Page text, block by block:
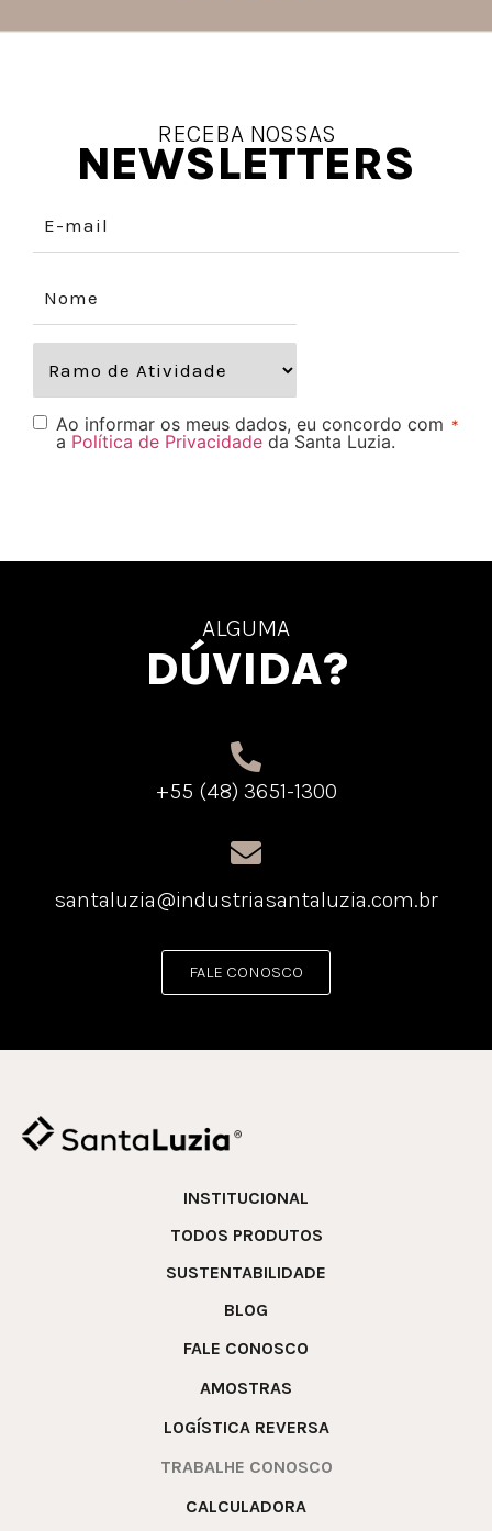
RECEBA NOSSAS
NEWSLETTERS
Ao informar os meus dados, eu concordo com
a Política de Privacidade da Santa Luzia.
*
ALGUMA
DÚVIDA?
+55 (48) 3651-1300
santaluzia@industriasantaluzia.com.br
FALE CONOSCO
INSTITUCIONAL
TODOS PRODUTOS
SUSTENTABILIDADE
BLOG
FALE CONOSCO
AMOSTRAS
LOGÍSTICA REVERSA
TRABALHE CONOSCO
CALCULADORA